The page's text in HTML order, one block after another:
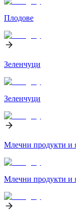
Плодове
Зеленчуци
Зеленчуци
Млечни продукти и
Млечни продукти и